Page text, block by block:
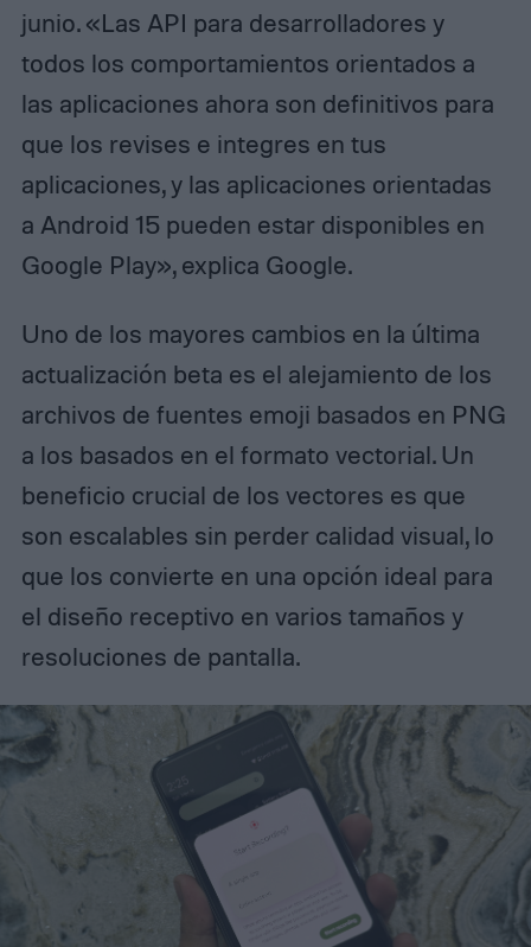
junio. «Las API para desarrolladores y
todos los comportamientos orientados a
las aplicaciones ahora son definitivos para
que los revises e integres en tus
aplicaciones, y las aplicaciones orientadas
a Android 15 pueden estar disponibles en
Google Play», explica Google.
Uno de los mayores cambios en la última
actualización beta es el alejamiento de los
archivos de fuentes emoji basados en PNG
a los basados en el formato vectorial. Un
beneficio crucial de los vectores es que
son escalables sin perder calidad visual, lo
que los convierte en una opción ideal para
el diseño receptivo en varios tamaños y
resoluciones de pantalla.